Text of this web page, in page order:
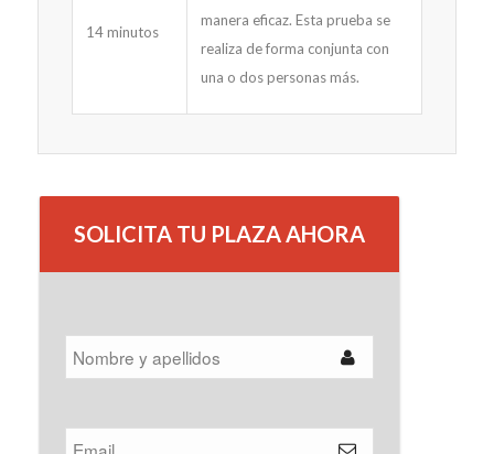
14 minutos
manera eficaz. Esta prueba se
realiza de forma conjunta con
una o dos personas más.
SOLICITA TU PLAZA AHORA